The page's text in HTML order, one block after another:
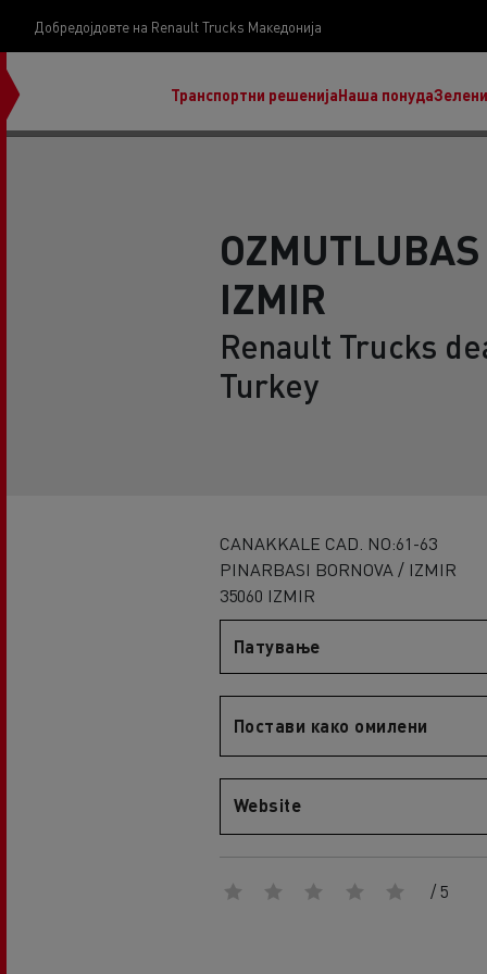
Добредојдовте на Renault Trucks Македонија
Транспортни решенијаНаша понуда
D Wide E-Tech
IZMIR
Renault Trucks
Turkey
CANAKKALE CAD. NO:61-63
PINARBASI BORNOVA / IZMIR
35060 IZMIR
Патување
Постави како омилени
Website
/ 5